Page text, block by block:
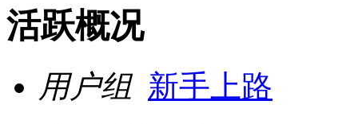
活跃概况
用户组 新手上路